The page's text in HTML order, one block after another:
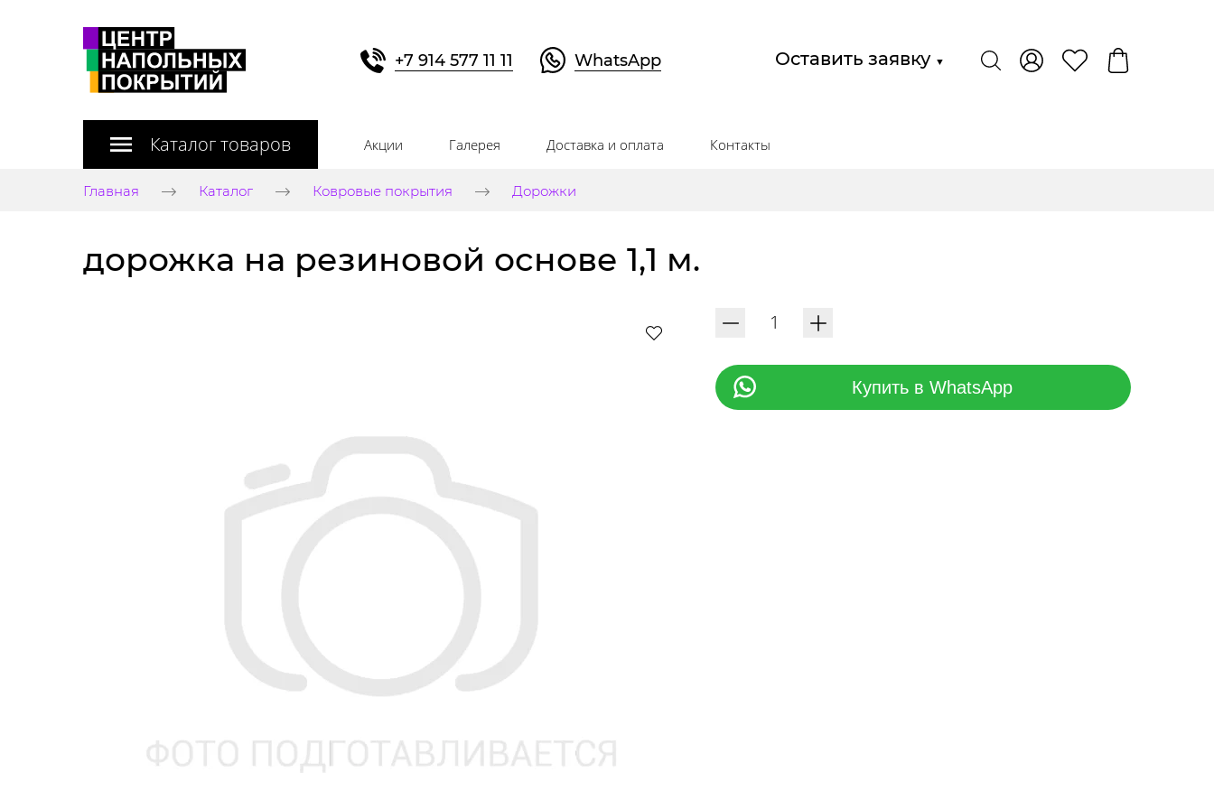
+7 914 577 11 11 WhatsApp Оставить заявку ▼
Каталог товаров Акции Галерея Доставка и оплата Контакты
Главная Каталог Ковровые покрытия Дорожки
дорожка на резиновой основе 1,1 м.
Купить в WhatsApp